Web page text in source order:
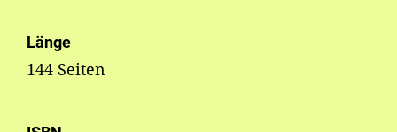
Länge
144 Seiten